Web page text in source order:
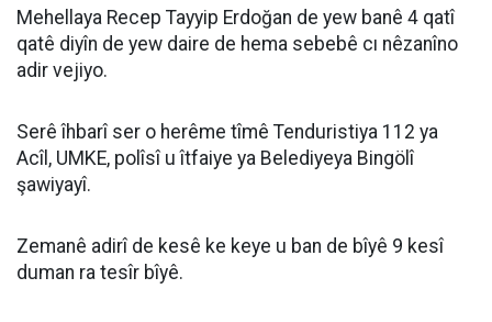
Mehellaya Recep Tayyip Erdoğan de yew banê 4 qatî
qatê diyîn de yew daire de hema sebebê cı nêzanîno
adir vejiyo.
Serê îhbarî ser o herême tîmê Tenduristiya 112 ya
Acîl, UMKE, polîsî u îtfaiye ya Belediyeya Bingölî
şawiyayî.
Zemanê adirî de kesê ke keye u ban de bîyê 9 kesî
duman ra tesîr bîyê.